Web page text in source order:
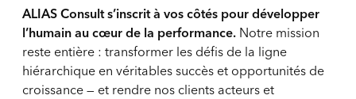
ALIAS Consult s’inscrit à vos côtés pour développer
l’humain au cœur de la performance. Notre mission
reste entière : transformer les défis de la ligne
hiérarchique en véritables succès et opportunités de
croissance — et rendre nos clients acteurs et